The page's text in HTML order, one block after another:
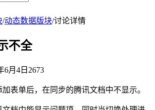
/动态数据版块/讨论详情
不全
6月4日 2673
表单后，在同步的腾讯文档中不显示。